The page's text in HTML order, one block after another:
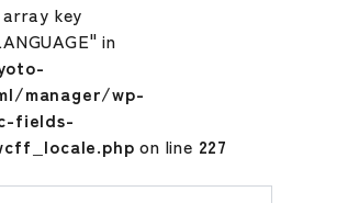
key
in
manager/wp-
fields-
on line 227